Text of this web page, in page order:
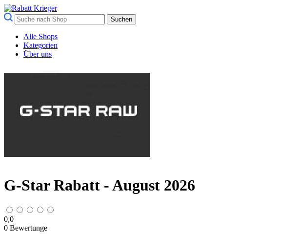
Suchen
Alle Shops
Kategorien
Über uns
G-Star Rabatt - August 2026
0,0
0 Bewertunge